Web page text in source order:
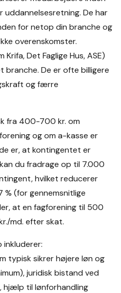
uddannelsesretning. De har
for netop din branche og
overenskomster.
Det Faglige Hus, ASE)
branche. De er ofte billigere
og færre
fra 400-700 kr. om
og om a-kasse er
er, at kontingentet er
du fradrage op til 7.000
hvilket reducerer
% (for gennemsnitlige
at en fagforening til 500
md. efter skat.
inkluderer:
typisk sikrer højere løn og
juridisk bistand ved
hjælp til lønforhandling